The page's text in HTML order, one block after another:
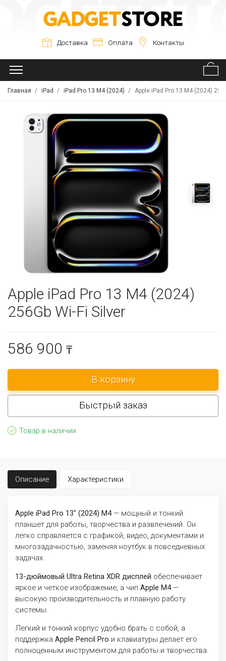
Доставка Оплата Контакты
Главная iPad iPad Pro 13 M4 (2024) Apple iPad Pro 13 M4 (2024)
Apple iPad Pro 13 M4 (2024)
256Gb Wi-Fi Silver
586 900 ₸
Быстрый заказ
Товар в наличии
Описание Характеристики
Apple iPad Pro 13" (2024) M4— мощный и тонкий
планшет для работы, творчества и развлечений. Он
легко справляется с графикой, видео, документами и
многозадачностью, заменяя ноутбук в повседневных
задачах.
13-дюймовый Ultra Retina XDR дисплей обеспечивает
яркое и четкое изображение, а чип Apple M4—
высокую производительность и плавную работу
системы.
Легкий и тонкий корпус удобно брать с собой, а
поддержка Apple Pencil Pro и клавиатуры делает его
полноценным инструментом для работы и творчества.